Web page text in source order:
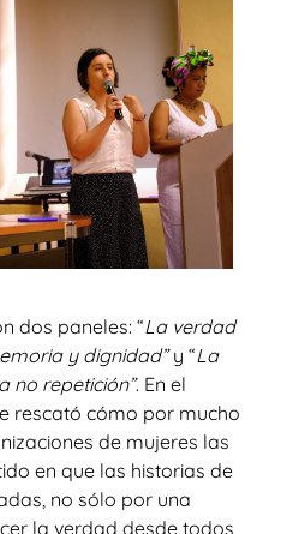
dos paneles: “La verdad
y dignidad”y “La
no repetición”. En el
rescató cómo por mucho
de mujeres las
en que las historias de
no sólo por una
la verdad desde todos